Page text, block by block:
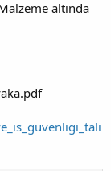
altında